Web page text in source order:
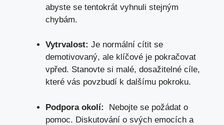
abyste se tentokrát vyhnuli stejným
chybám.
Vytrvalost: Je normální cítit se
demotivovaný, ale ​klíčové je pokračovat
vpřed. Stanovte si malé, dosažitelné cíle,
které vás povzbudí k dalšímu pokroku.
Podpora okolí:
⁣ Nebojte se požádat o
pomoc. Diskutování o svých emocích a⁤